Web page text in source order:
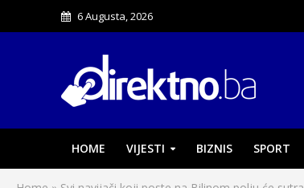
6 Augusta, 2026
HOME VIJESTI BIZNIS SPORT